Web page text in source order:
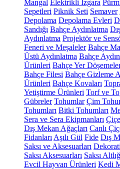
Mangal Elektrikli Izgara
Sepetleri Piknik Seti Semaver
Depolama Depolama Evleri
Sandığı Bahçe Aydınlatma
Aydınlatma Projektör ve
Feneri ve Meşaleler Bahçe
Üstü Aydınlatma Bahçe
Ürünleri Bahçe Yer
Bahçe Filesi Bahçe Gizleme
Ürünleri Bahçe Kovaları
Yetiştirme Ürünleri Torf ve
Gübreler Tohumlar Çim
Tohumları Bitki Tohumları
Sera ve Sera Ekipmanları
Dış Mekan Ağaçları Canlı
Fidanları Aşılı Gül Fide Dış
Saksı ve Aksesuarları
Saksı Aksesuarları Saksı
Evcil Hayvan Ürünleri Kedi